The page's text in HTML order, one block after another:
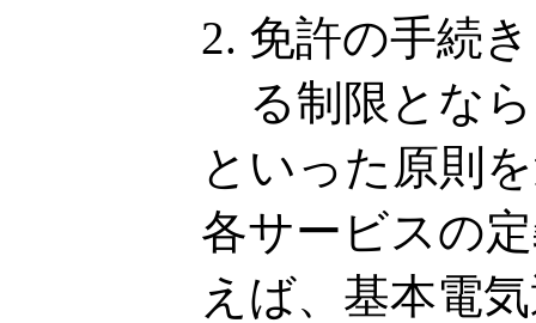
免許の手続
る制限とな
といった原則
各サービスの
えば、基本電